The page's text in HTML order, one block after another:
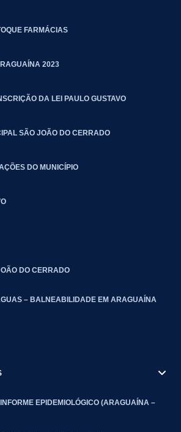
FARMÁCIAS
2023
DA LEI PAULO GUSTAVO
SÃO JOÃO DO CERRADO
DO MUNICÍPIO
DO CERRADO
– BALNEABILIDADE EM ARAGUAÍNA
EPIDEMIOLÓGICO (ARAGUAÍNA –